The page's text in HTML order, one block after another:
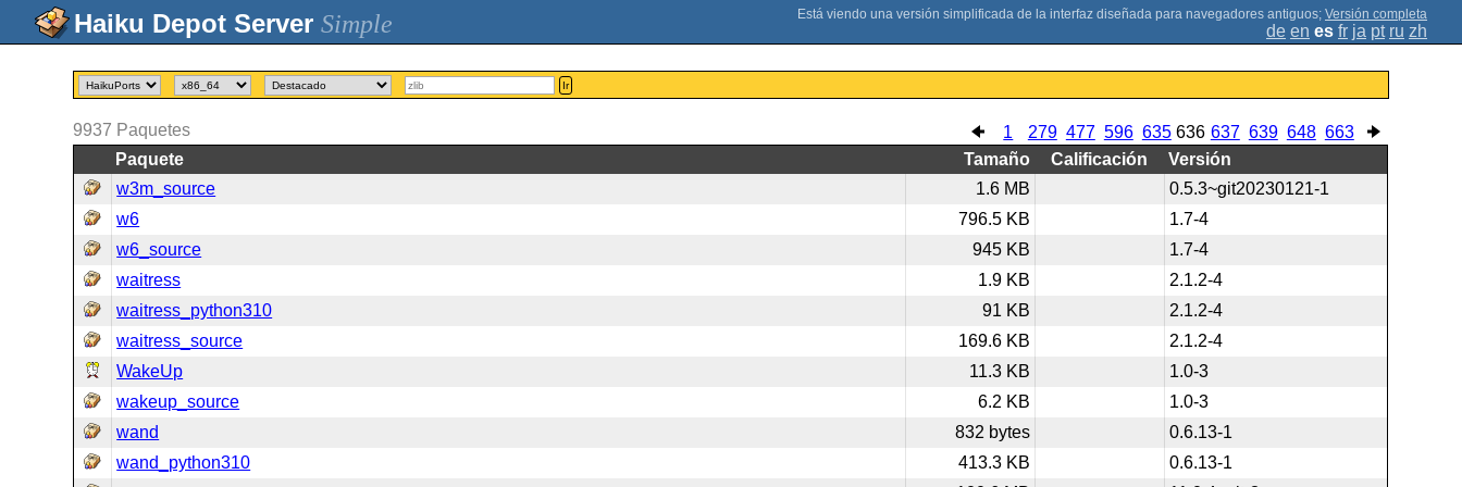
Simple ; Versión completa
de en es fr ja pt ru zh
Ir
1 279 477 596 635 636 637 639 648 663
9937 Paquetes
Paquete
Tamaño Calificación
Versión
w3m_source
1.6 MB
0.5.3~git20230121-1
w6
796.5 KB
1.7-4
w6_source
945 KB
1.7-4
waitress
1.9 KB
2.1.2-4
waitress_python310
91 KB
2.1.2-4
waitress_source
169.6 KB
2.1.2-4
WakeUp
11.3 KB
1.0-3
wakeup_source
6.2 KB
1.0-3
wand
832 bytes
0.6.13-1
wand_python310
413.3 KB
0.6.13-1